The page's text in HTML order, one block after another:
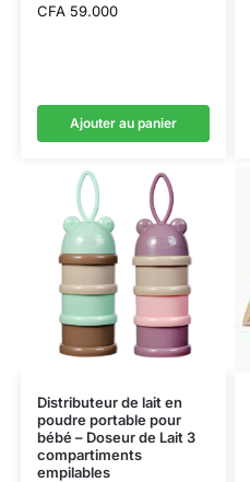
CFA59.000
Ajouter au panier
Distributeur de lait en
poudre portable pour
bébé – Doseur de Lait 3
compartiments
empilables